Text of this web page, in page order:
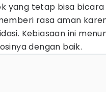
yang tetap bisa bicara
rasa aman
Kebiasaan ini
dengan baik.